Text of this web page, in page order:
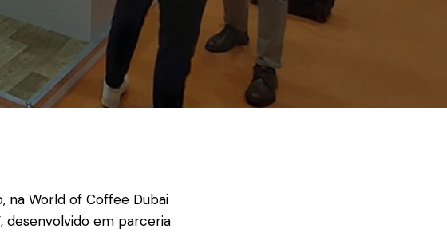
na World of Coffee Dubai
desenvolvido em parceria